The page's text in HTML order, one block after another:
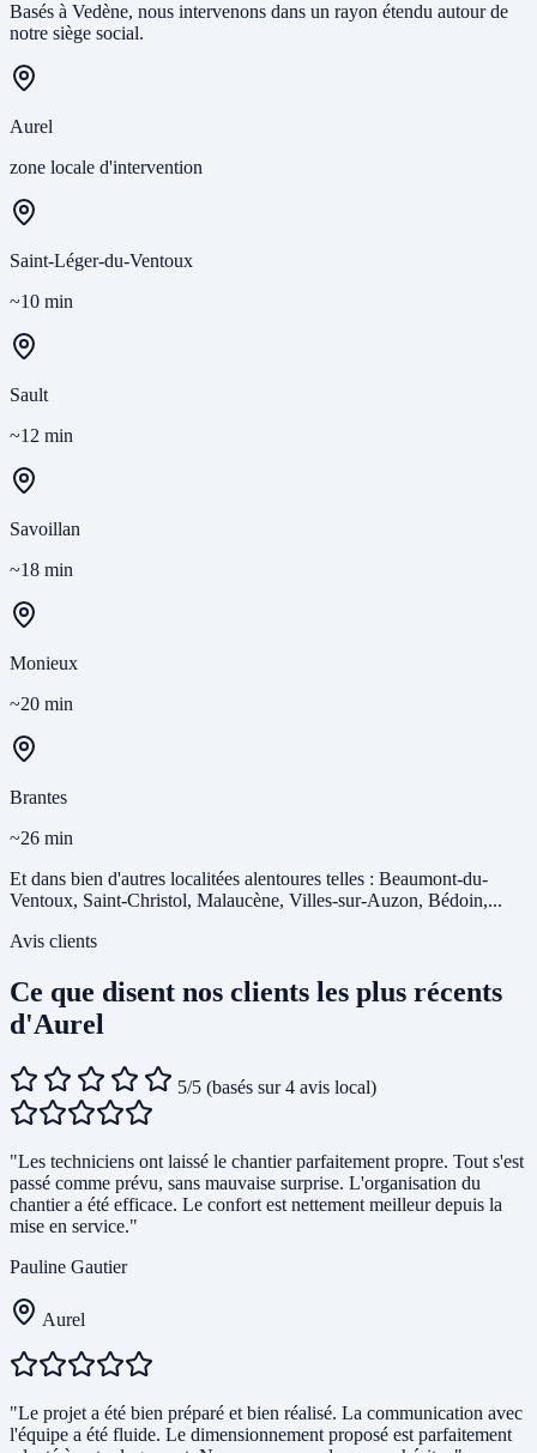
Basés à Vedène, nous intervenons dans un rayon étendu autour de
notre siège social.
Aurel
zone locale d'intervention
Saint-Léger-du-Ventoux
~10 min
Sault
~12 min
Savoillan
~18 min
Monieux
~20 min
Brantes
~26 min
Et dans bien d'autres localitées alentoures telles : Beaumont-du-
Ventoux, Saint-Christol, Malaucène, Villes-sur-Auzon, Bédoin,...
Avis clients
Ce que disent nos clients les plus récents
d'Aurel
5/5 (basés sur 4 avis local)
"Les techniciens ont laissé le chantier parfaitement propre. Tout s'est
passé comme prévu, sans mauvaise surprise. L'organisation du
chantier a été efficace. Le confort est nettement meilleur depuis la
mise en service."
Pauline Gautier
Aurel
"Le projet a été bien préparé et bien réalisé. La communication avec
l'équipe a été fluide. Le dimensionnement proposé est parfaitement